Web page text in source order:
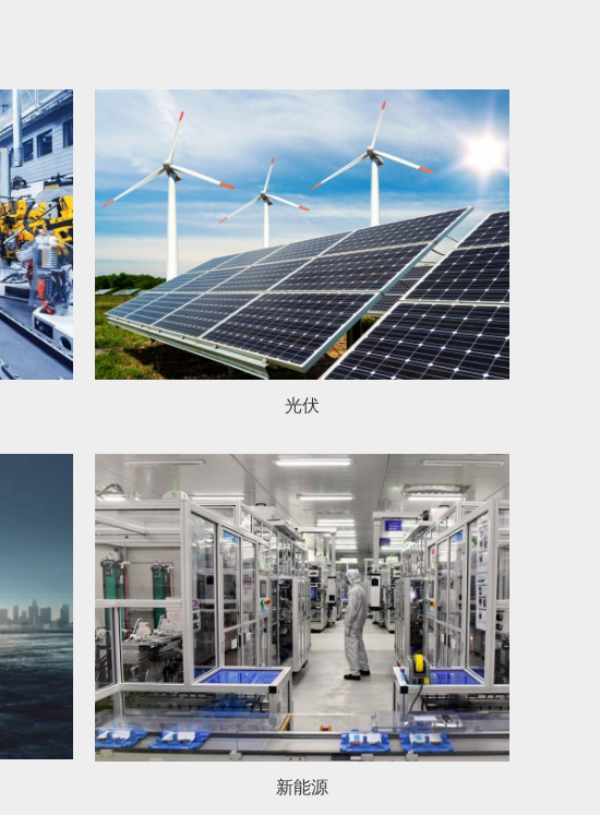
光伏
新能源